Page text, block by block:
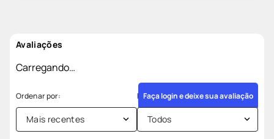
Avaliações
Carregando…
Faça login e deixe sua avaliação
Mais recentes Todos